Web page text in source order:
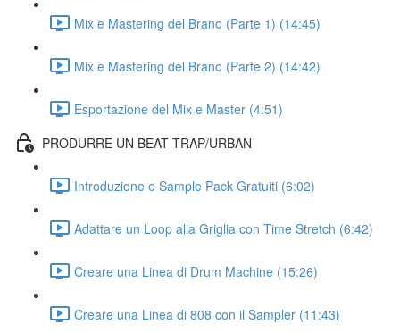
Mix e Mastering del Brano (Parte 1) (14:45)
Mix e Mastering del Brano (Parte 2) (14:42)
Esportazione del Mix e Master (4:51)
PRODURRE UN BEAT TRAP/URBAN
Introduzione e Sample Pack Gratuiti (6:02)
Adattare un Loop alla Griglia con Time Stretch (6:42)
Creare una Linea di Drum Machine (15:26)
Creare una Linea di 808 con il Sampler (11:43)